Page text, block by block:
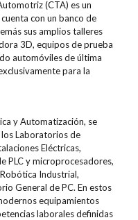
(CTA) es un
con un banco de
sus amplios talleres
3D, equipos de prueba
automóviles de última
para la
y Automatización, se
los Laboratorios de
Eléctricas,
PLC y microprocesadores,
Industrial,
General de PC. En estos
equipamientos
laborales definidas